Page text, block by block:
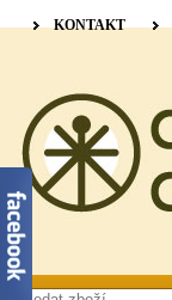
KONTAKT